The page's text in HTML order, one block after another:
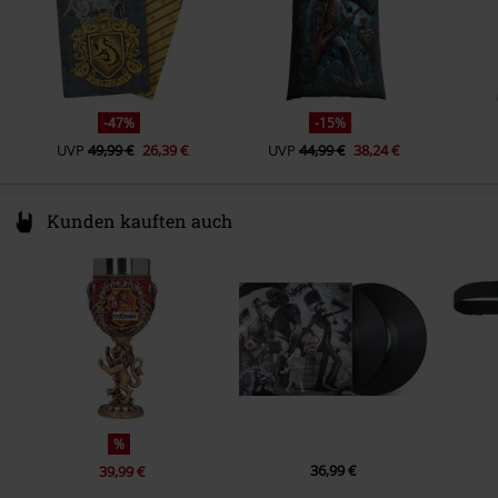
-47%
UVP 49,99 € 26,39 €
-15%
UVP 44,99 € 38,24 €
Kunden kauften auch
%
39,99 € 36,99 €